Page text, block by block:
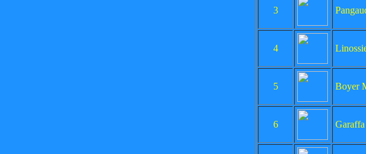
3
4
5 Boyer
6